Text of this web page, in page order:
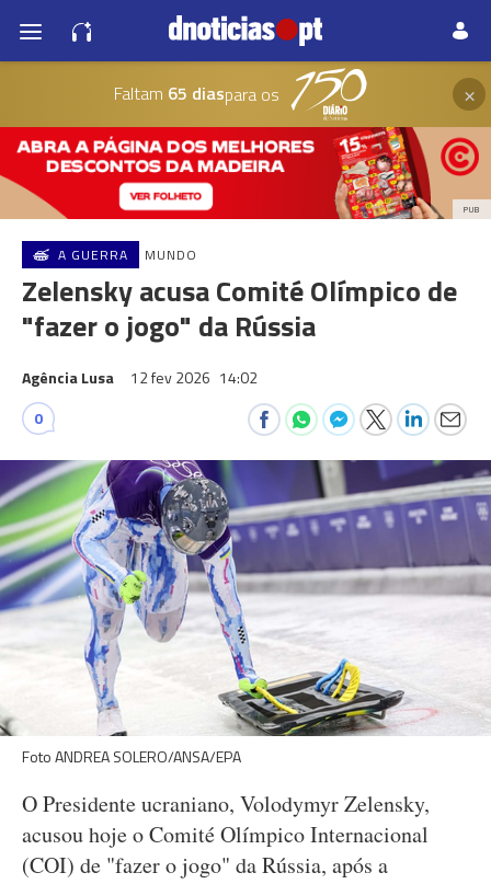
Faltam 65 diaspara os ×
PUB
A GUERRA MUNDO
Zelensky acusa Comité Olímpico de
"fazer o jogo" da Rússia
Agência Lusa 12 fev 2026 14:02
0
Foto ANDREA SOLERO/ANSA/EPA
O Presidente ucraniano, Volodymyr Zelensky,
acusou hoje o Comité Olímpico Internacional
(COI) de "fazer o jogo" da Rússia, após a